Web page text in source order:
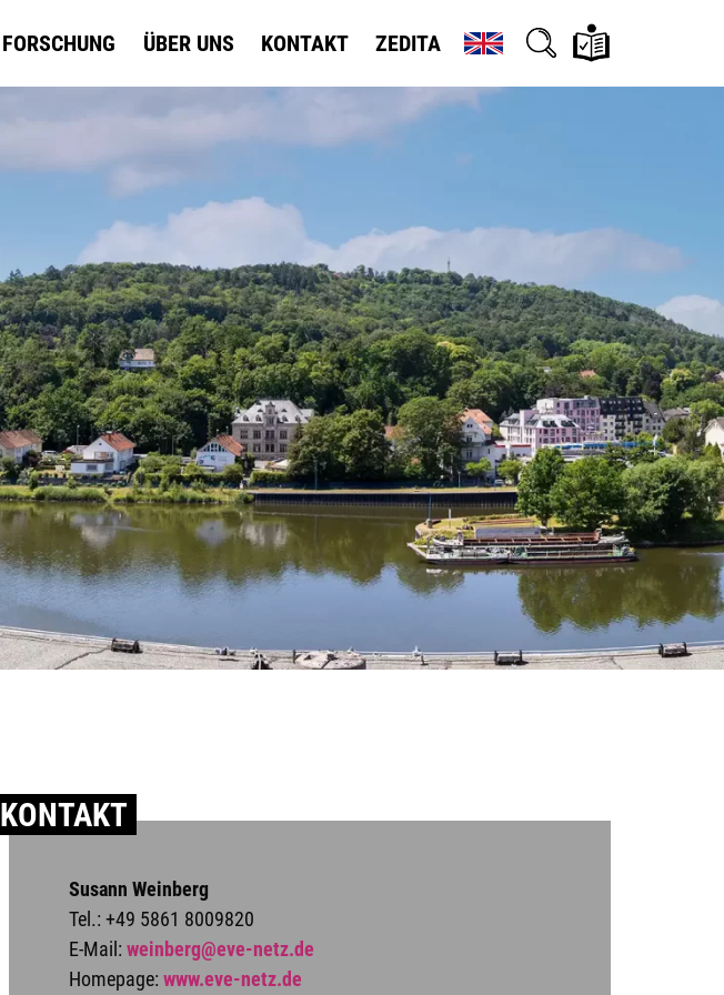
FORSCHUNG ÜBER UNS KONTAKT ZEDITA
KONTAKT
Susann Weinberg
Tel.: +49 5861 8009820
E-Mail:weinberg@eve-netz.de
Homepage:www.eve-netz.de